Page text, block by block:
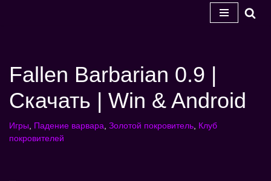
Fallen Barbarian 0.9 |
Скачать | Win & Android
Игры, Падение варвара, Золотой покровитель, Клуб
покровителей